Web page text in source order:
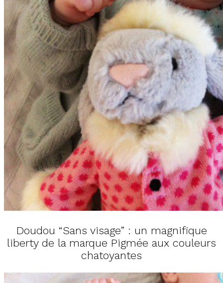
Doudou “Sans visage” : un magnifique
liberty de la marque Pigmée aux couleurs
chatoyantes